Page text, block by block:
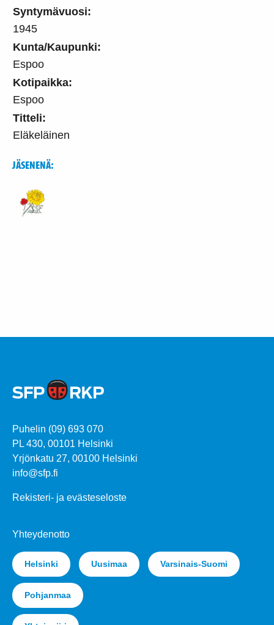
Syntymävuosi:
1945
Kunta/Kaupunki:
Espoo
Kotipaikka:
Espoo
Titteli:
Eläkeläinen
JÄSENENÄ:
Puhelin (09) 693 070
PL 430, 00101 Helsinki
Yrjönkatu 27, 00100 Helsinki
info@sfp.fi
Rekisteri- ja evästeseloste
Yhteydenotto
Helsinki Uusimaa Varsinais-Suomi
Pohjanmaa